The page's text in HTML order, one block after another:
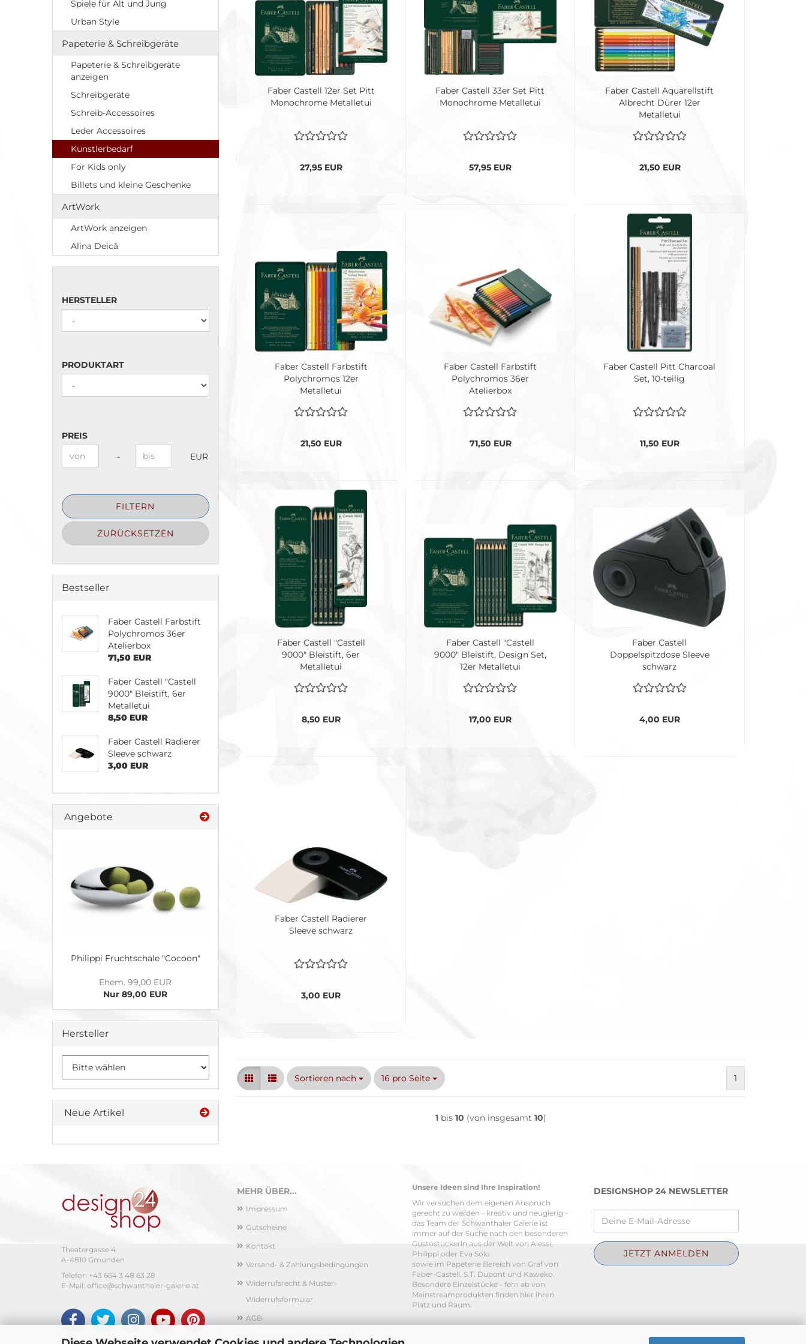
Faber Castell 12er Set Pitt
Monochrome Metalletui
27,95 EUR
Faber Castell 33er Set Pitt
Monochrome Metalletui
57,95 EUR
Faber Castell Aquarellstift
Albrecht Dürer 12er
Metalletui
21,50 EUR
Faber Castell Farbstift
Polychromos 12er
Metalletui
21,50 EUR
Faber Castell Farbstift
Polychromos 36er
Atelierbox
71,50 EUR
Faber Castell Pitt Charcoal
Set, 10-teilig
11,50 EUR
Faber Castell "Castell
9000" Bleistift, 6er
Metalletui
8,50 EUR
Faber Castell "Castell
9000" Bleistift, Design Set,
12er Metalletui
17,00 EUR
Faber Castell
Doppelspitzdose Sleeve
schwarz
4,00 EUR
Faber Castell Radierer
Sleeve schwarz
3,00 EUR
Sortieren nach
Sortieren nach 16 pro Seite
pro Seite 1
1bis 10 (von insgesamt 10)
Spiele für Alt und Jung
Urban Style
Papeterie & Schreibgeräte
Papeterie & Schreibgeräte
anzeigen
Schreibgeräte
Schreib-Accessoires
Leder Accessoires
Künstlerbedarf
For Kids only
Billets und kleine Geschenke
ArtWork
ArtWork anzeigen
Alina Deicâ
HERSTELLER
HERSTELLER
PRODUKTART
PRODUKTART
PREIS
Preis bis
- EUR
FILTERN
ZURÜCKSETZEN
Bestseller
Faber Castell Farbstift
Polychromos 36er
Atelierbox
71,50 EUR
Faber Castell "Castell
9000" Bleistift, 6er
Metalletui
8,50 EUR
Faber Castell Radierer
Sleeve schwarz
3,00 EUR
Angebote
Philippi Fruchtschale "Cocoon"
Ehem. 99,00 EUR
Nur 89,00 EUR
Hersteller
Neue Artikel
MEHR ÜBER...
Impressum
Gutscheine
Kontakt
Versand- & Zahlungsbedingungen
Widerrufsrecht & Muster-
Widerrufsformular
AGB
Privatsphäre und Datenschutz
Unsere Ideen sind Ihre Inspiration!
Wir versuchen dem eigenen Anspruch
gerecht zu werden - kreativ und neugierig -
das Team der Schwanthaler Galerie ist
immer auf der Suche nach den besonderen
Gustostückerln aus der Welt von Alessi,
Philippi oder Eva Solo
sowie im Papeterie Bereich von Graf von
Faber-Castell, S.T. Dupont und Kaweko.
Besondere Einzelstücke - fern ab von
Mainstreamprodukten finden hier ihren
Platz und Raum.
DESIGNSHOP 24 NEWSLETTER
Theatergasse 4
A-4810 Gmunden
Telefon +43 664 3 48 63 28
E-Mail: office@schwanthaler-galerie.at